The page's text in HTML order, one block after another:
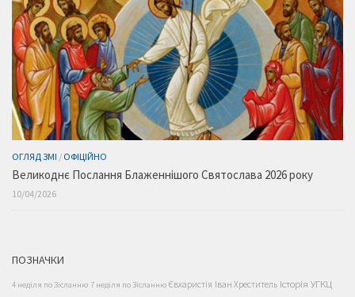
ОГЛЯД ЗМІ / ОФІЦІЙНО
Великоднє Послання Блаженнішого Святослава 2026 року
10/04/2026
ПОЗНАЧКИ
4 неділя по Зісланню 7 неділя по Зісланню Євхаристія Іван Хреститель Історія УГКЦ